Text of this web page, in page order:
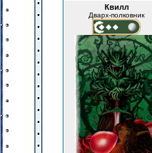
Квилл
Дварх-полковник